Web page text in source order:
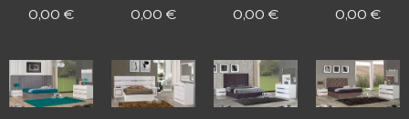
0,00 € 0,00 € 0,00 € 0,00 €